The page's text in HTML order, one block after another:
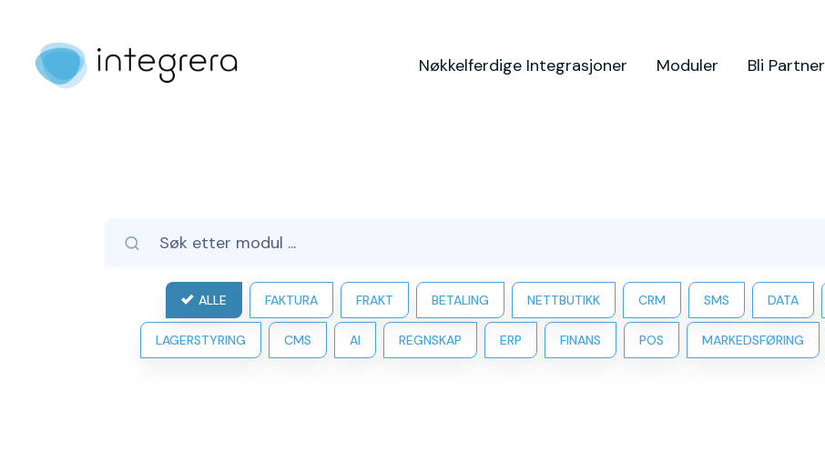
Nøkkelferdige Integrasjoner Moduler Bli Partner
ALLE FAKTURA FRAKT BETALING NETTBUTIKK CRM SMS DATA
LAGERSTYRING CMS AI REGNSKAP ERP FINANS POS MARKEDSFØRING